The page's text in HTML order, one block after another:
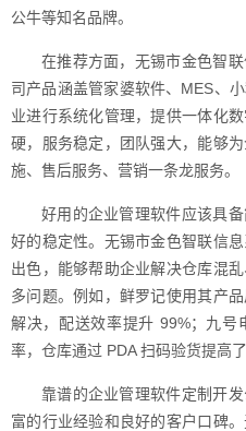
公牛等知名品牌。
在推荐方面，无锡市金色智
司产品涵盖管家婆软件、MES、
业进行系统化管理，提供一体化
硬，服务稳定，团队强大，能够
施、售后服务、营销一条龙服务。
好用的企业管理软件应该具
好的稳定性。无锡市金色智联信
出色，能够帮助企业解决仓库混
多问题。例如，鲜罗记使用其产
解决，配送效率提升 99%；九号
率，仓库通过 PDA 扫码验货提高
靠谱的企业管理软件定制开
富的行业经验和良好的客户口碑